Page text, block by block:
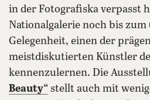
in der Fotografiska verpasst
Nationalgalerie noch bis zum
Gelegenheit, einen der
meistdiskutierten Künstler
kennenzulernen. Die
Beauty“ stellt auch mit